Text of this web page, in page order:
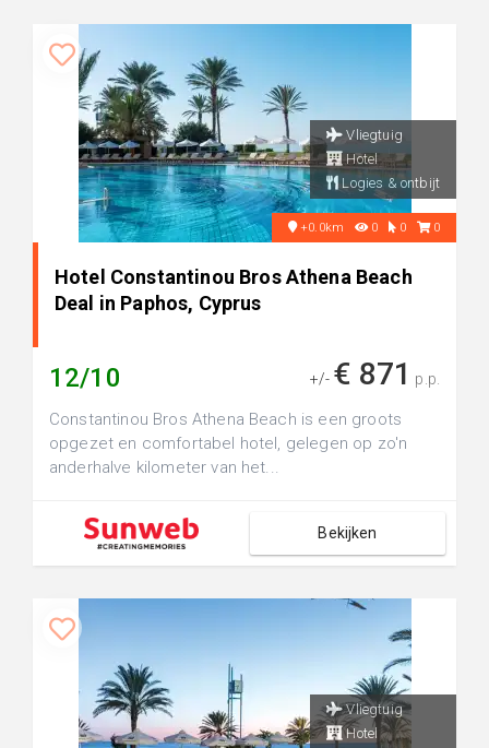
Vliegtuig
Hotel
Logies & ontbijt
+0.0km 0 0 0
Hotel Constantinou Bros Athena Beach
Deal in Paphos, Cyprus
12/10 +/- € 871 p.p.
Constantinou Bros Athena Beach is een groots
opgezet en comfortabel hotel, gelegen op zo'n
anderhalve kilometer van het...
Bekijken
Vliegtuig
Hotel